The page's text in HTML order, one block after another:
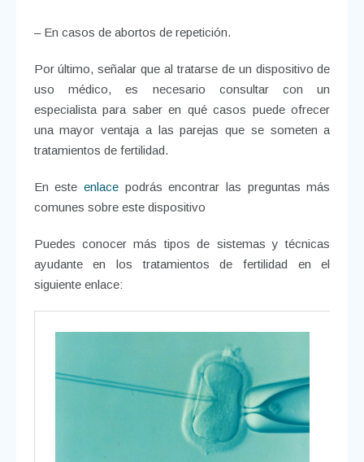
– En casos de abortos de repetición.
Por último, señalar que al tratarse de un dispositivo de
uso médico, es necesario consultar con un
especialista para saber en qué casos puede ofrecer
una mayor ventaja a las parejas que se someten a
tratamientos de fertilidad.
En este enlacepodrás encontrar las preguntas más
comunes sobre este dispositivo
Puedes conocer más tipos de sistemas y técnicas
ayudante en los tratamientos de fertilidad en el
siguiente enlace: